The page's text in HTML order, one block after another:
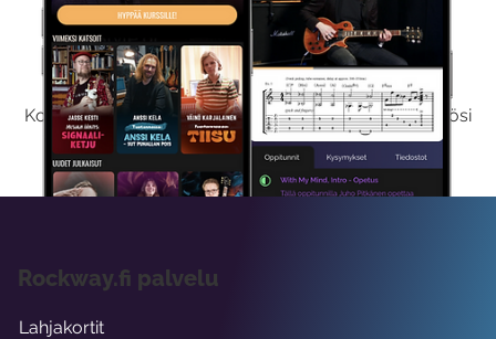
Kokeile Ilmaiseksi
Kokeilemalla ilmaiseksi saat koko sisältömme käyttöösi
viikon ajaksi.
Rockway.fi palvelu
Lahjakortit